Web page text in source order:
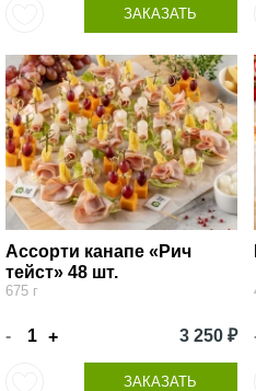
ЗАКАЗАТЬ
Ассорти канапе «Рич
тейст» 48 шт.
675 г
- + 3 250 ₽
ЗАКАЗАТЬ